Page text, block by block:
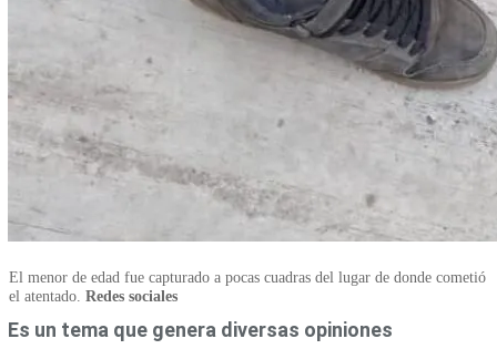
El menor de edad fue capturado a pocas cuadras del lugar de donde cometió
el atentado. Redes sociales
Es un tema que genera diversas opiniones